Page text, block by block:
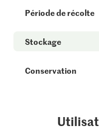
Période de récolte
Stockage
Conservation